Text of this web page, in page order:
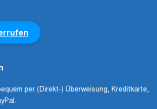
per (Direkt-) Überweisung, Kreditkarte,